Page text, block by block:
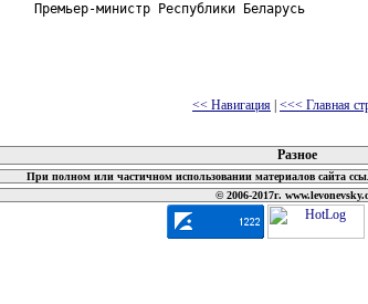
Премьер-министр Республики Беларусь
<< Навигация <<< Главная
Разное
При полном или частичном использовании материалов сайта
© 2006-2017г.